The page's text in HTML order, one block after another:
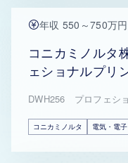
年収 550～750万円
コニカミノルタ
ェショナルプリ
DWH256 プロフェシ
コニカミノルタ 電気・電子